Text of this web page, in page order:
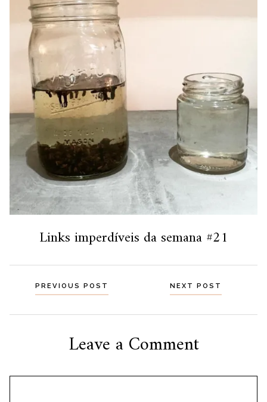
Links imperdíveis da semana #21
Navegação
por
PREVIOUS POST NEXT POST
Leave a Comment